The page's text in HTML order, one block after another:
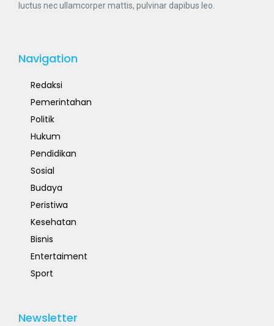
luctus nec ullamcorper mattis, pulvinar dapibus leo.
Navigation
Redaksi
Pemerintahan
Politik
Hukum
Pendidikan
Sosial
Budaya
Peristiwa
Kesehatan
Bisnis
Entertaiment
Sport
Newsletter